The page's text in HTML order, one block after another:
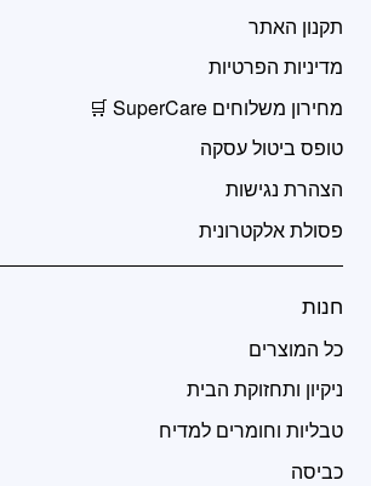
תקנון האתר
מדיניות הפרטיות
מחירון משלוחים SuperCare 🛒
טופס ביטול עסקה
הצהרת נגישות
פסולת אלקטרונית
חנות
כל המוצרים
ניקיון ותחזוקת הבית
טבליות וחומרים למדיח
כביסה